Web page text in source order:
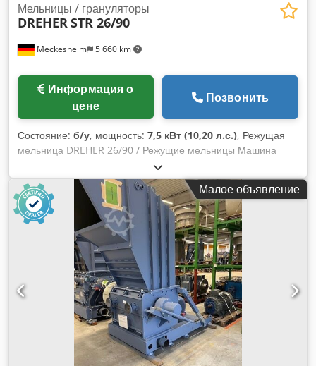
Meckesheim 5 660 km
Мельницы / грануляторы
DREHERSTR 26/90
цене
Позвонить
Состояние: б/у, мощность: 7,5 кВт (10,20 л.с.), Режущая
мельница DREHER 26/90 / Режущие мельницы Машина
оснащена шлифованными ножами и подходит для
измельчения штампованных сеток и пленочных лент.
Технические данные машины: Привод: 7,5 кВт Роторные
ножи: 5x3 Статорные ножи: 2x2 Cjdezmc Syjpfx Ad Soha
Диаметр ротора: 260 мм Ширина ротора: 900 мм С
роликовым подающим устройством
Малое объявление